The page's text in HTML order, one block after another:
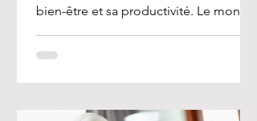
bien-être et sa productivité. Le monde